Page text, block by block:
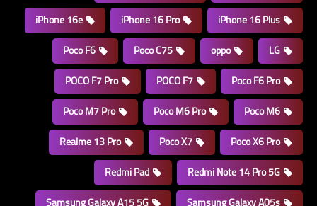
iPhone 16 Plus
iPhone 16 Pro
iPhone 16e
LG
oppo
Poco C75
Poco F6
Poco F6 Pro
POCO F7
POCO F7 Pro
Poco M6
Poco M6 Pro
Poco M7 Pro
Poco X6 Pro
Poco X7
Realme 13 Pro
Redmi Note 14 Pro 5G
Redmi Pad